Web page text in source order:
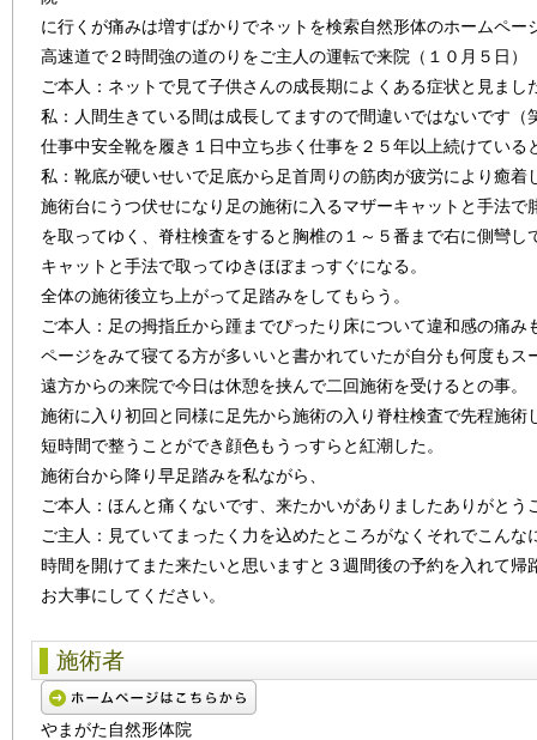
に行くが痛みは増すばかりでネットを検索自然形体のホームペ
高速道で２時間強の道のりをご主人の運転で来院（１０月５日）
ご本人：ネットで見て子供さんの成長期によくある症状と見ま
私：人間生きている間は成長してますので間違いではないです（
仕事中安全靴を履き１日中立ち歩く仕事を２５年以上続けている
私：靴底が硬いせいで足底から足首周りの筋肉が疲労により癒
施術台にうつ伏せになり足の施術に入るマザーキャットと手法
を取ってゆく、脊柱検査をすると胸椎の１～５番まで右に側彎
キャットと手法で取ってゆきほぼまっすぐになる。
全体の施術後立ち上がって足踏みをしてもらう。
ご本人：足の拇指丘から踵までぴったり床について違和感の痛
ページをみて寝てる方が多いいと書かれていたが自分も何度もス
遠方からの来院で今日は休憩を挟んで二回施術を受けるとの事。
施術に入り初回と同様に足先から施術の入り脊柱検査で先程施
短時間で整うことができ顔色もうっすらと紅潮した。
施術台から降り早足踏みを私ながら、
ご本人：ほんと痛くないです、来たかいがありましたありがとう
ご主人：見ていてまったく力を込めたところがなくそれでこんな
時間を開けてまた来たいと思いますと３週間後の予約を入れて帰
お大事にしてください。
施術者
やまがた自然形体院